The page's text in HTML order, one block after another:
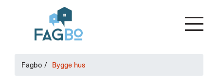
Fagbo / Bygge hus